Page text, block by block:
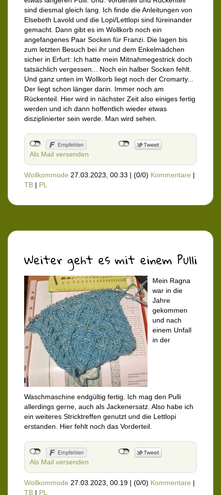
sind diesmal gleich lang. Ich finde die Anleitungen von
Elsebeth Lavold und die Lopi/Lettlopi sind füreinander
gemacht. Dann gibt es im Wollkorb noch ein
angefangenes Paar Socken für Franzi. Die lagen bis
zum letzten Besuch bei ihr und dem Enkelmädchen
sicher in Erfurt: Ich hatte mein Mitnahmegestrick doch
tatsächlich vergessen... Noch ein halber Socken fehlt.
Und ganz unten im Wollkorb liegt noch der Cromarty...
Der liegt schon länger darin. Immer noch am
Rückenteil. Hier wird in nächster Zeit also einiges fertig
werden und ich dann hoffentlich wieder etwas
disziplinierter sein werde. Man wird sehen.
Als Mail versenden
Wollkommode 27.03.2023, 00.33 | (0/0) Kommentare |
TB | PL
Weiter geht es mit einem Pulli
Mein Ragna
war in die
Jahre
gekommen
und nach
einem Unfall
in der
Waschmaschine endgültig fertig. Ich mag den Pulli
allerdings gerne, auch als Jackenersatz. Also habe ich
ein weiteres Stricktreffen genutzt und die Lettlopi
erstanden. Hier fehlt noch das Vorderteil.
Als Mail versenden
Wollkommode 27.03.2023, 00.19 | (0/0) Kommentare |
TB | PL